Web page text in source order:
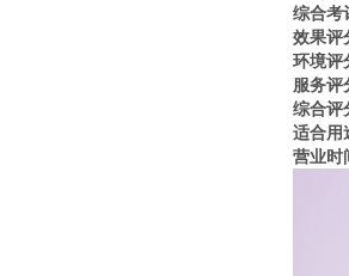
综合考
效果评
环境评
服务评
综合评
适合用
营业时